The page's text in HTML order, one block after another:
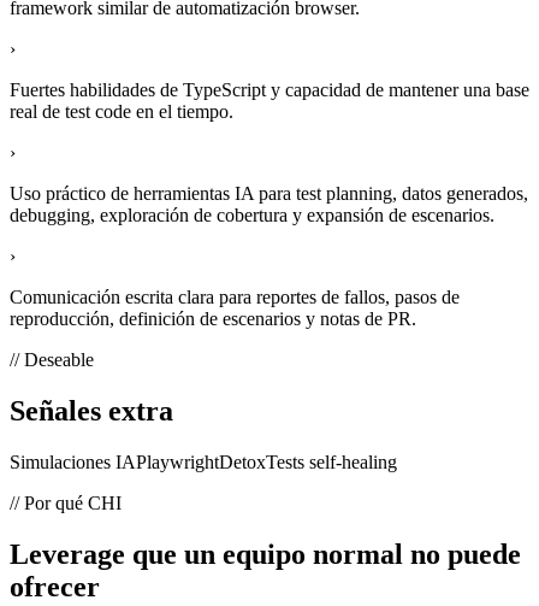
framework similar de automatización browser.
›
Fuertes habilidades de TypeScript y capacidad de mantener una base
real de test code en el tiempo.
›
Uso práctico de herramientas IA para test planning, datos generados,
debugging, exploración de cobertura y expansión de escenarios.
›
Comunicación escrita clara para reportes de fallos, pasos de
reproducción, definición de escenarios y notas de PR.
// Deseable
Señales extra
Simulaciones IAPlaywrightDetoxTests self-healing
// Por qué CHI
Leverage que un equipo normal no puede
ofrecer